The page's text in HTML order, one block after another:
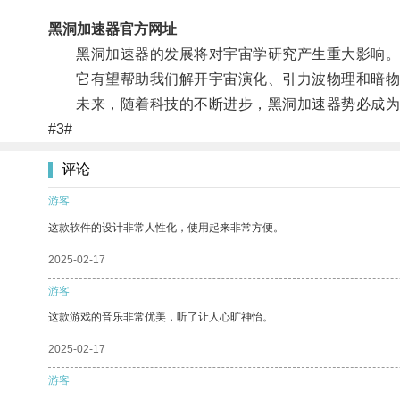
黑洞加速器官方网址
黑洞加速器的发展将对宇宙学研究产生重大影响。
它有望帮助我们解开宇宙演化、引力波物理和暗
未来，随着科技的不断进步，黑洞加速器势必成为
#3#
评论
游客
这款软件的设计非常人性化，使用起来非常方便。
2025-02-17
游客
这款游戏的音乐非常优美，听了让人心旷神怡。
2025-02-17
游客